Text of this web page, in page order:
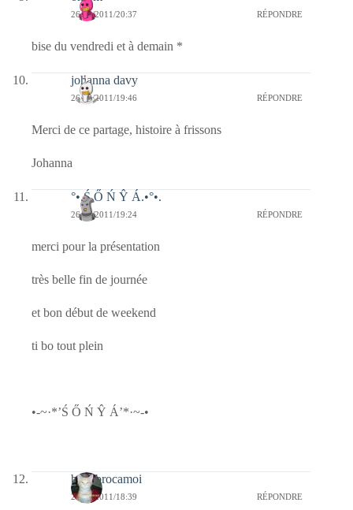
26/08/2011/20:37 RÉPONDRE
bise du vendredi et à demain *
johanna davy
26/08/2011/19:46 RÉPONDRE
Merci de ce partage, histoire à frissons
Johanna
°•.Ś Ő Ń Ŷ Á.•°•.
26/08/2011/19:24 RÉPONDRE
merci pour la présentation
très belle fin de journée
et bon début de weekend
ti bo tout plein
•-~·*’Ś Ő Ń Ŷ Á’*·~-•
bricabrocamoi
26/08/2011/18:39 RÉPONDRE